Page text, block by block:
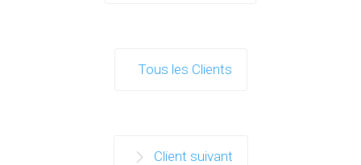
Tous les Clients
Client suivant